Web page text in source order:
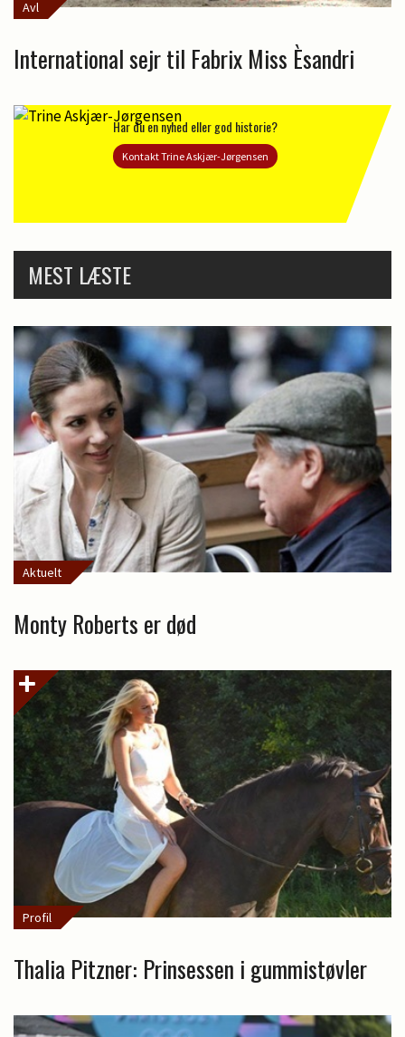
Avl
International sejr til Fabrix Miss Èsandri
Har du en nyhed eller god historie?
Kontakt Trine Askjær-Jørgensen
MEST LÆSTE
Aktuelt
Monty Roberts er død
Profil
Thalia Pitzner: Prinsessen i gummistøvler